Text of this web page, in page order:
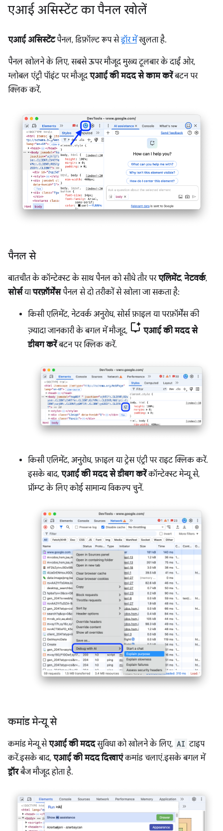
एआई असिस्टेंट का पैनल खोलें
एआई असिस्टेंटपैनल, डिफ़ॉल्ट रूप सेड्रॉर मेंखुलता है.
पैनल खोलने के लिए, सबसे ऊपर मौजूद मुख्य टूलबार के दाईं ओर,
ग्लोबल एंट्री पॉइंट पर मौजूद एआई की मदद से काम करेंबटन पर
क्लिक करें.
पैनल से
बातचीत के कॉन्टेक्स्ट के साथ पैनल को सीधे तौर परएलिमेंट, नेटवर्क,
सोर्सयापरफ़ॉर्मेंसपैनल से दो तरीकों से खोला जा सकता है:
किसी एलिमेंट, नेटवर्क अनुरोध, सोर्स फ़ाइल या परफ़ॉर्मेंस की
ज़्यादा जानकारी के बगल में मौजूद,
एआई की मदद से
डीबग करेंबटन पर क्लिक करें.
किसी एलिमेंट, अनुरोध, फ़ाइल या ट्रेस एंट्री पर राइट क्लिक करें.
इसके बाद, एआई की मदद से डीबग करेंकॉन्टेक्स्ट मेन्यू से,
प्रॉम्प्ट के लिए कोई सामान्य विकल्प चुनें.
कमांड मेन्यू से
कमांड मेन्यू सेएआई की मददसुविधा को खोलने के लिए, AI टाइप
करें. इसके बाद, एआई की मदद दिखाएंकमांड चलाएं. इसके बगल में
ड्रॉरबैज मौजूद होता है.